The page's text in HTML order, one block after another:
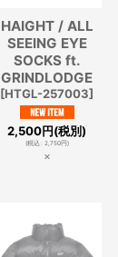
HAIGHT / ALL
SEEING EYE
SOCKS ft.
GRINDLODGE
[HTGL-257003]
2,500円(税別)
(税込: 2,750円)
×